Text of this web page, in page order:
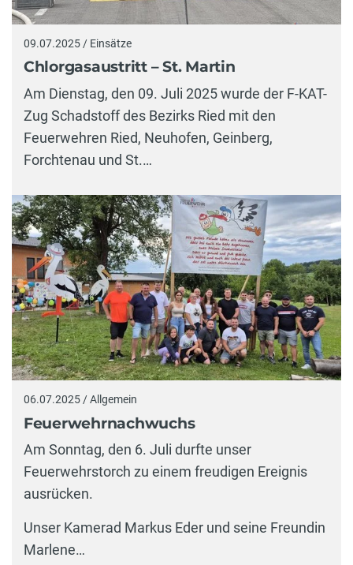
09.07.2025 / Einsätze
Chlorgasaustritt – St. Martin
Am Dienstag, den 09. Juli 2025 wurde der F-KAT-
Zug Schadstoff des Bezirks Ried mit den
Feuerwehren Ried, Neuhofen, Geinberg,
Forchtenau und St.…
06.07.2025 / Allgemein
Feuerwehrnachwuchs
Am Sonntag, den 6. Juli durfte unser
Feuerwehrstorch zu einem freudigen Ereignis
ausrücken.
Unser Kamerad Markus Eder und seine Freundin
Marlene…